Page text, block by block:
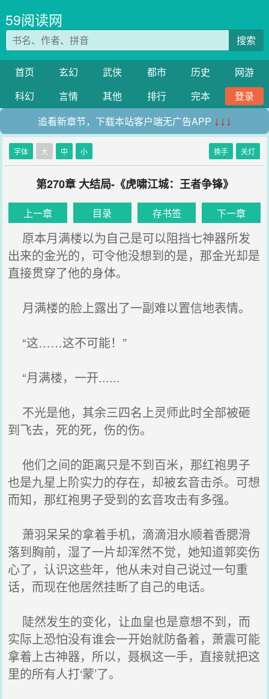
59阅读网
搜索
首页 玄幻 武侠 都市 历史
网游
科幻
言情 其他 排行 完本
登录
追看新章节，下载本站客户端无广告APP ↓↓↓
字体 大 中 小 换手 关灯
第270章 大结局-《虎啸江城：王者争锋》
上一章 目录 存书签 下一章
原本月满楼以为自己是可以阻挡七神器所发
出来的金光的，可令他没想到的是，那金光却是
直接贯穿了他的身体。
月满楼的脸上露出了一副难以置信地表情。
“这……这不可能！”
“月满楼，一开......
不光是他，其余三四名上灵师此时全部被砸
到飞去，死的死，伤的伤。
他们之间的距离只是不到百米，那红袍男子
也是九星上阶实力的存在，却被玄音击杀。可想
而知，那红袍男子受到的玄音攻击有多强。
萧羽呆呆的拿着手机，滴滴泪水顺着香腮滑
落到胸前，湿了一片却浑然不觉，她知道郭奕伤
心了，认识这些年，他从未对自己说过一句重
话，而现在他居然挂断了自己的电话。
陡然发生的变化，让血皇也是意想不到，而
实际上恐怕没有谁会一开始就防备着，萧震可能
拿着上古神器，所以，聂枫这一手，直接就把这
里的所有人打‘蒙’了。